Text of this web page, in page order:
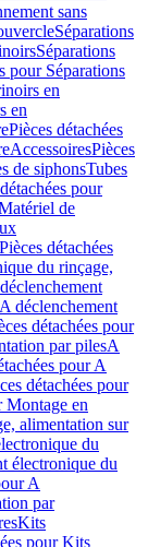
sans
Séparations
Séparations
pour Séparations
en
en
Pièces détachées
AccessoiresPièces
de siphonsTubes
pour
de
Pièces détachées
du rinçage,
A déclenchement
détachées pour
par pilesA
pour A
détachées pour
Montage en
alimentation sur
du
électronique du
A
par
Kits
pour Kits